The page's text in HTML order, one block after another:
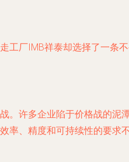
厂IMB祥泰却选择了一条
。许多企业陷于价格战的泥
率、精度和可持续性的要求